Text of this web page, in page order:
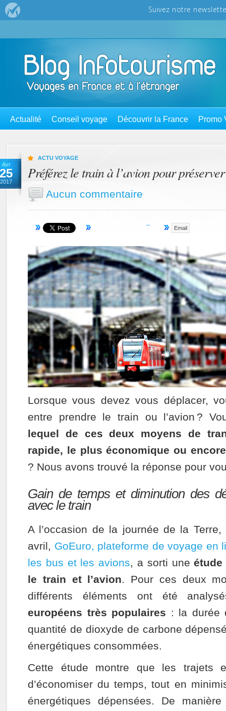
Actualité Conseil voyage Découvrir la France Promo
Avr
25
2017
ACTU VOYAGE
Préférez le train à l’avion pour
Aucun commentaire
Email
Lorsque vous devez vous déplacer,
entre prendre le train ou l’avion ?
lequel de ces deux moyens de
rapide, le plus économique ou
? Nous avons trouvé la réponse pour
Gain de temps et diminution des
avec le train
A l’occasion de la journée de la
avril, GoEuro, plateforme de voyage en
les bus et les avions, a sorti uneétude
le train et l’avion. Pour ces deux
différents éléments ont été
européens très populaires : la durée
quantité de dioxyde de carbone
énergétiques consommées.
Cette étude montre que les trajets
d’économiser du temps, tout en
énergétiques dépensées. De